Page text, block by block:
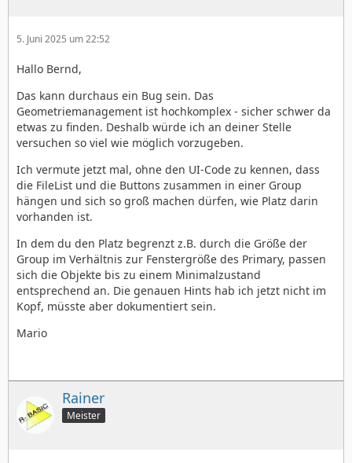
5. Juni 2025 um 22:52
Hallo Bernd,
Das kann durchaus ein Bug sein. Das
Geometriemanagement ist hochkomplex - sicher schwer da
etwas zu finden. Deshalb würde ich an deiner Stelle
versuchen so viel wie möglich vorzugeben.
Ich vermute jetzt mal, ohne den UI-Code zu kennen, dass
die FileList und die Buttons zusammen in einer Group
hängen und sich so groß machen dürfen, wie Platz darin
vorhanden ist.
In dem du den Platz begrenzt z.B. durch die Größe der
Group im Verhältnis zur Fenstergröße des Primary, passen
sich die Objekte bis zu einem Minimalzustand
entsprechend an. Die genauen Hints hab ich jetzt nicht im
Kopf, müsste aber dokumentiert sein.
Mario
Rainer
Meister